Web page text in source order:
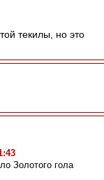
текилы, но это
Золотого гола